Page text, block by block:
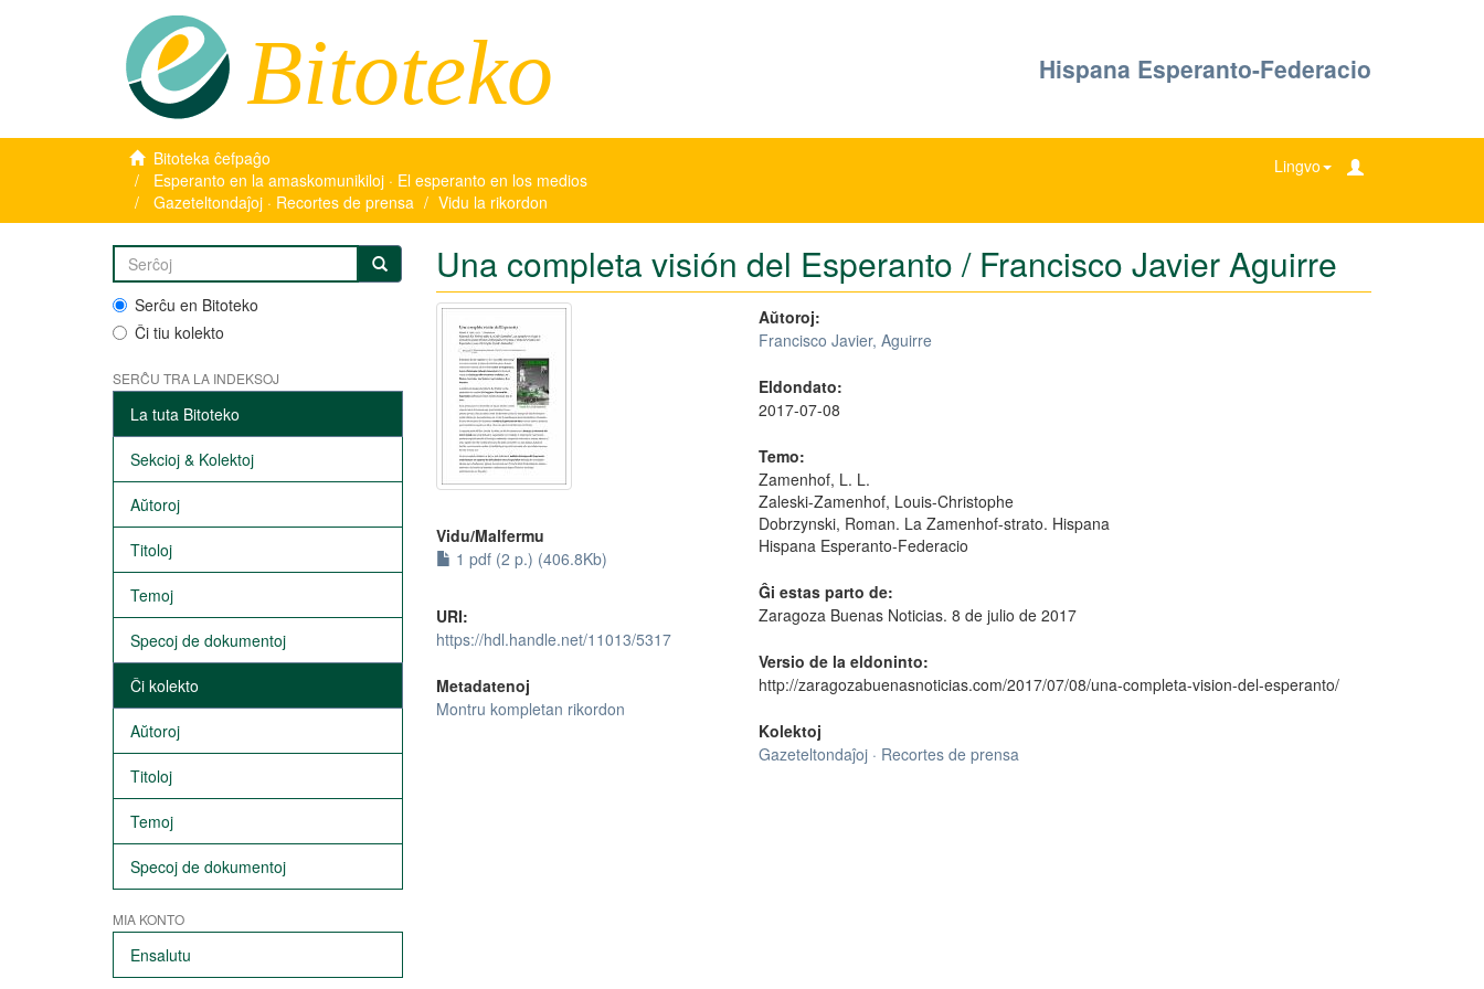
Bitoteko Hispana Esperanto-Federacio
Bitoteka ĉefpaĝo
Esperanto en la amaskomunikiloj · El esperanto en los medios
Gazeteltondaĵoj · Recortes de prensa
Vidu la rikordon
Lingvo
Serĉu en Bitoteko
Ĉi tiu kolekto
SERĈU TRA LA INDEKSOJ
La tuta Bitoteko
Sekcioj & Kolektoj
Aŭtoroj
Titoloj
Temoj
Specoj de dokumentoj
Ĉi kolekto
Aŭtoroj
Titoloj
Temoj
Specoj de dokumentoj
MIA KONTO
Ensalutu
Una completa visión del Esperanto / Francisco Javier Aguirre
Vidu/Malfermu
1 pdf (2 p.) (406.8Kb)
URI:
https://hdl.handle.net/11013/5317
Metadatenoj
Montru kompletan rikordon
Aŭtoroj:
Francisco Javier, Aguirre
Eldondato:
2017-07-08
Temo:
Zamenhof, L. L.
Zaleski-Zamenhof, Louis-Christophe
Dobrzynski, Roman. La Zamenhof-strato. Hispana
Hispana Esperanto-Federacio
Ĝi estas parto de:
Zaragoza Buenas Noticias. 8 de julio de 2017
Versio de la eldoninto:
http://zaragozabuenasnoticias.com/2017/07/08/una-completa-vision-del-esperanto/
Kolektoj
Gazeteltondaĵoj · Recortes de prensa